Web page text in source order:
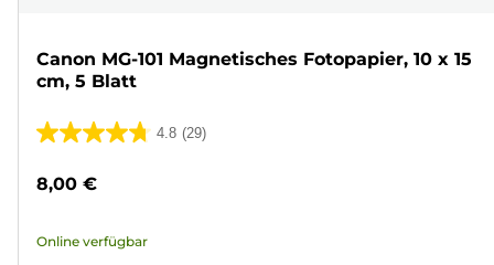
Canon MG-101 Magnetisches Fotopapier, 10 x 15
cm, 5 Blatt
4.8 (29)
4.8
5
29
8,00 €
Online verfügbar